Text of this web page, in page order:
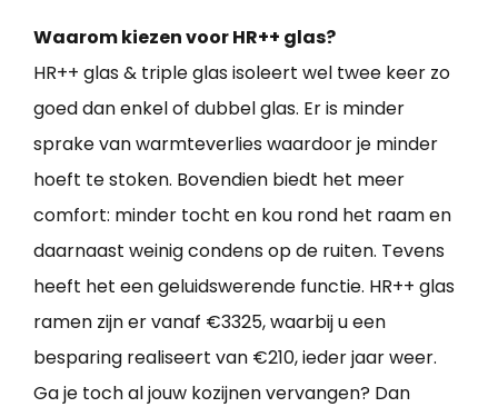
Waarom kiezen voor HR++ glas?
HR++ glas & triple glas isoleert wel twee keer zo
goed dan enkel of dubbel glas. Er is minder
sprake van warmteverlies waardoor je minder
hoeft te stoken. Bovendien biedt het meer
comfort: minder tocht en kou rond het raam en
daarnaast weinig condens op de ruiten. Tevens
heeft het een geluidswerende functie. HR++ glas
ramen zijn er vanaf €3325, waarbij u een
besparing realiseert van €210, ieder jaar weer.
Ga je toch al jouw kozijnen vervangen? Dan